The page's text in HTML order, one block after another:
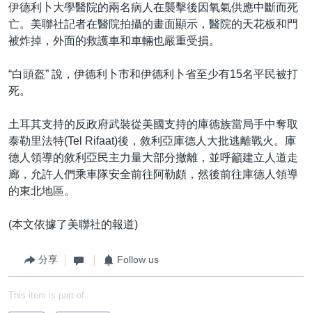
伊德利卜大學醫院的兩名病人在襲擊後因氧氣供應中斷而死
亡。美聯社記者在醫院拍攝的畫面顯示，醫院的天花板和門
被炸掉，外面的救護車和車輛也嚴重受損。
“白頭盔” 說，伊德利卜市和伊德利卜省至少有15名平民被打
死。
土耳其支持的反政府武裝從美國支持的庫德族當局手中奪取
泰勒里法特(Tel Rifaat)後，敘利亞庫德人大批逃離戰火。庫
德人領導的敘利亞民主力量大部分撤離，並呼籲建立人道走
廊，允許人們乘車隊安全前往阿勒頗，然後前往庫德人領導
的東北地區。
(本文依據了美聯社的報道)
分享 Follow us
This item is part of